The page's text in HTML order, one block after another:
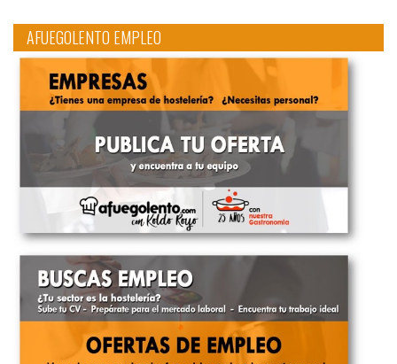
AFUEGOLENTO EMPLEO